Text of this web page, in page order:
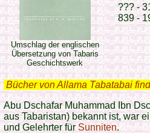
Umschlag der englischen
Übersetzung von Tabaris
Geschichtswerk
??? - 3
839 -
Bücher von Allama Tabatabai
Abu Dschafar Muhammad Ibn
aus Tabaristan) bekannt ist, war
und Gelehrter fürSunniten.